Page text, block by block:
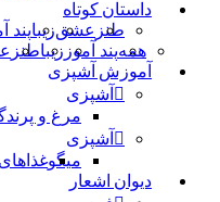
داستان کوتاه
طنز عشقزیباپند
همهپند آموز زیباطنز
آموزش آشپزی
آشپزی
مرغ و
آشپزی
میگو
دیوان اشعار